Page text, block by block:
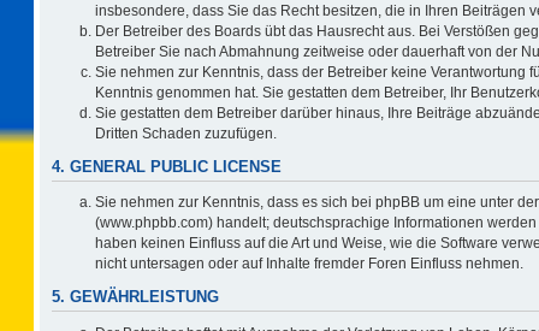
insbesondere, dass Sie das Recht besitzen, die in Ihren Beiträgen
Der Betreiber des Boards übt das Hausrecht aus. Bei Verstößen
Betreiber Sie nach Abmahnung zeitweise oder dauerhaft von der
Sie nehmen zur Kenntnis, dass der Betreiber keine Verantwortung
Kenntnis genommen hat. Sie gestatten dem Betreiber, Ihr
Sie gestatten dem Betreiber darüber hinaus, Ihre Beiträge
Dritten Schaden zuzufügen.
4. GENERAL PUBLIC LICENSE
Sie nehmen zur Kenntnis, dass es sich bei phpBB um eine unter der
(www.phpbb.com) handelt; deutschsprachige Informationen
haben keinen Einfluss auf die Art und Weise, wie die Software
nicht untersagen oder auf Inhalte fremder Foren Einfluss nehmen.
5. GEWÄHRLEISTUNG